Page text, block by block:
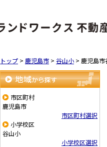
トップ > 鹿児島市 > 谷山小 > 鹿児島
地域から探す
市区町村
鹿児島市
市区町村選択
小学校区
谷山小
小学校区選択